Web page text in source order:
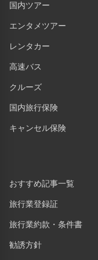
国内ツアー
エンタメツアー
レンタカー
高速バス
クルーズ
国内旅行保険
キャンセル保険
おすすめ記事一覧
旅行業登録証
旅行業約款・条件書
勧誘方針